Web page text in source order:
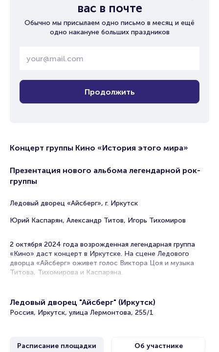
вас в почте
Обычно мы присылаем одно письмо в месяц и ещё
одно накануне больших праздников
Продолжить
Концерт группы Кино «История этого мира»
Презентация нового альбома легендарной рок-
группы
Ледовый дворец «Айсберг», г. Иркутск
Юрий Каспарян, Александр Титов, Игорь Тихомиров
2 октября 2024 года возрожденная легендарная группа
«Кино» даст концерт в Иркутске. На сцене Ледового
дворца «Айсберг» оживет голос Виктора Цоя и музыка
Титова, Тихомирова и Каспаряна.
воплотил в реальность легендарный фанатский лозунг
«Цой жив!». Теперь он и правда жив, он живет на
концертах и шоу, где звучит его голос, где можно увидеть
«Кино».
Ледовый дворец "Айсберг" (Иркутск)
Россия, Иркутск, улица Лермонтова, 255/1
Расписание площадки Об участнике